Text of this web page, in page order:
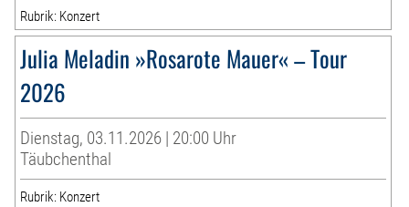
Rubrik: Konzert
Julia Meladin »Rosarote Mauer« – Tour
2026
Dienstag, 03.11.2026 | 20:00 Uhr
Täubchenthal
Rubrik: Konzert